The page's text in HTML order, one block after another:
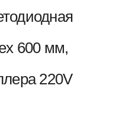
600 мм,
220V